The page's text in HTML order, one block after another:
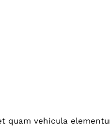
quam vehicula